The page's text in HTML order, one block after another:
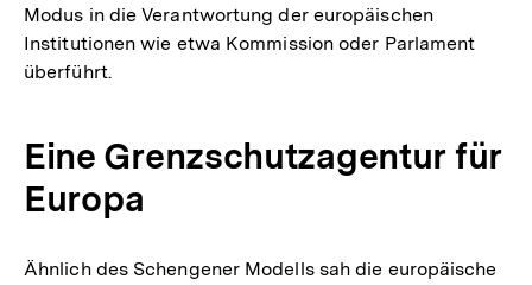
Modus in die Verantwortung der europäischen
Institutionen wie etwa Kommission oder Parlament
überführt.
Eine Grenzschutzagentur für
Europa
Ähnlich des Schengener Modells sah die europäische